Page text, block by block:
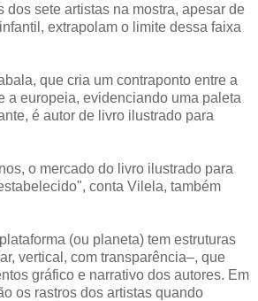
dos sete artistas na mostra, apesar de
extrapolam o limite dessa faixa
que cria um contraponto entre a
a europeia, evidenciando uma paleta
é autor de livro ilustrado para
o mercado do livro ilustrado para
conta Vilela, também
(ou planeta) tem estruturas
vertical, com transparência–, que
gráfico e narrativo dos autores. Em
os rastros dos artistas quando